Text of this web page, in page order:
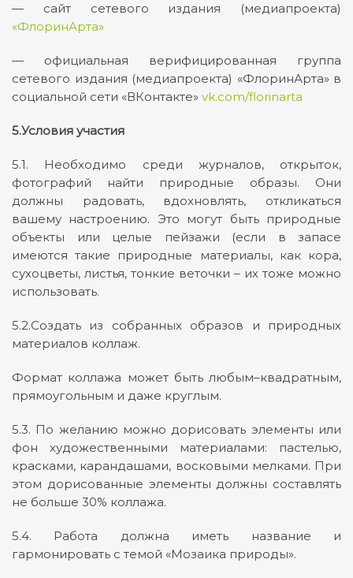
— сайт сетевого издания (медиапроекта)
«ФлоринАрта»
— официальная верифицированная группа
сетевого издания (медиапроекта) «ФлоринАрта» в
социальной сети «ВКонтакте» vk.com/florinarta
5.Условия участия
5.1. Необходимо среди журналов, открыток,
фотографий найти природные образы. Они
должны радовать, вдохновлять, откликаться
вашему настроению. Это могут быть природные
объекты или целые пейзажи (если в запасе
имеются такие природные материалы, как кора,
сухоцветы, листья, тонкие веточки – их тоже можно
использовать.
5.2.Создать из собранных образов и природных
материалов коллаж.
Формат коллажа может быть любым–квадратным,
прямоугольным и даже круглым.
5.3. По желанию можно дорисовать элементы или
фон художественными материалами: пастелью,
красками, карандашами, восковыми мелками. При
этом дорисованные элементы должны составлять
не больше 30% коллажа.
5.4. Работа должна иметь название и
гармонировать с темой «Мозаика природы».